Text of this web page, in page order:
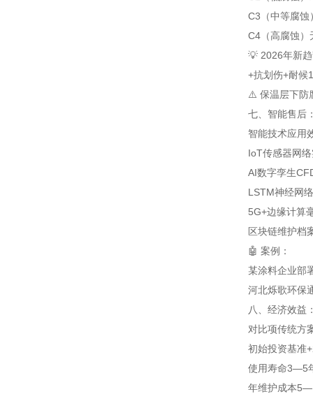
C3（中等腐蚀
C4（高腐蚀）
💡 2026年新
+抗划伤+耐候
⚠️ 保温层下防
七、智能售后
智能技术应用
IoT传感器网络
AI数字孪生
LSTM神经网络
5G+边缘计算
区块链维护档
🤖 案例：
某涂料企业部
河北烁歌环保
八、经济效益
对比项传统方
初始投资基准
使用寿命3—5
年维护成本